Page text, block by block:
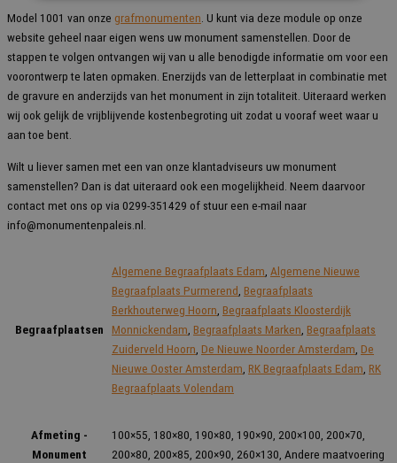
Model 1001 van onze grafmonumenten. U kunt via deze module op onze
website geheel naar eigen wens uw monument samenstellen. Door de
stappen te volgen ontvangen wij van u alle benodigde informatie om voor een
voorontwerp te laten opmaken. Enerzijds van de letterplaat in combinatie met
de gravure en anderzijds van het monument in zijn totaliteit. Uiteraard werken
wij ook gelijk de vrijblijvende kostenbegroting uit zodat u vooraf weet waar u
aan toe bent.
Wilt u liever samen met een van onze klantadviseurs uw monument
samenstellen? Dan is dat uiteraard ook een mogelijkheid. Neem daarvoor
contact met ons op via 0299-351429 of stuur een e-mail naar
info@monumentenpaleis.nl
Begraafplaatsen
Algemene Begraafplaats Edam, Algemene Nieuwe
Begraafplaats Purmerend, Begraafplaats
Berkhouterweg Hoorn, Begraafplaats Kloosterdijk
Monnickendam, Begraafplaats Marken, Begraafplaats
Zuiderveld Hoorn, De Nieuwe Noorder Amsterdam, De
Nieuwe Ooster Amsterdam, RK Begraafplaats Edam, RK
Begraafplaats Volendam
Afmeting -
Monument
100×55, 180×80, 190×80, 190×90, 200×100, 200×70,
200×80, 200×85, 200×90, 260×130, Andere maatvoering